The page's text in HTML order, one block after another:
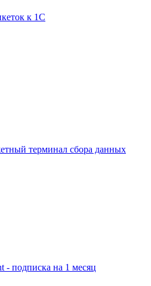
к 1С
терминал сбора данных
- подписка на 1 месяц